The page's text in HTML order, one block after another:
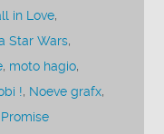
in Love,
Star Wars,
, moto hagio,
!, Noeve grafx,
Promise